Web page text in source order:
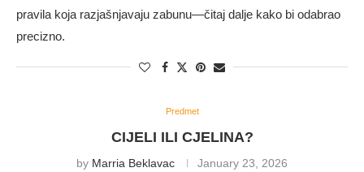
pravila koja razjašnjavaju zabunu—čitaj dalje kako bi odabrao
precizno.
Predmet
CIJELI ILI CJELINA?
by Marria Beklavac January 23, 2026